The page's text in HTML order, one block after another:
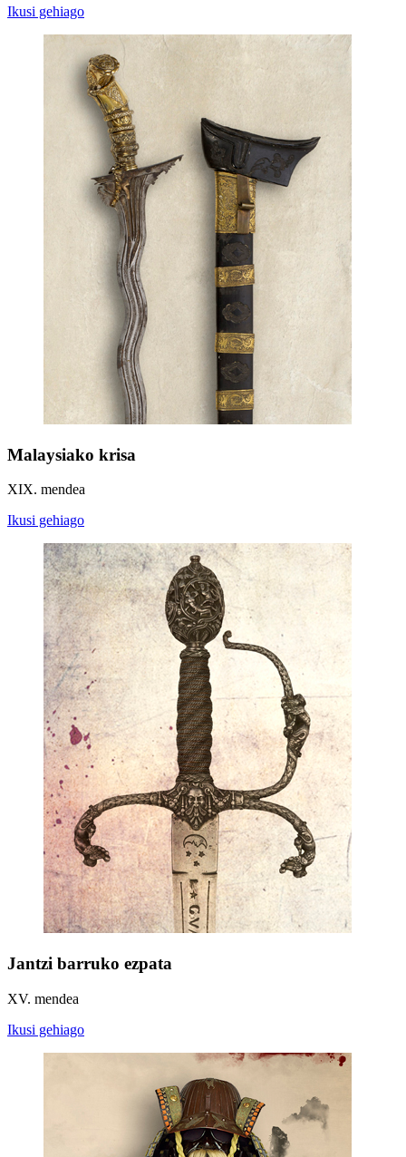
Ikusi gehiago
Malaysiako krisa
XIX. mendea
Ikusi gehiago
Jantzi barruko ezpata
XV. mendea
Ikusi gehiago